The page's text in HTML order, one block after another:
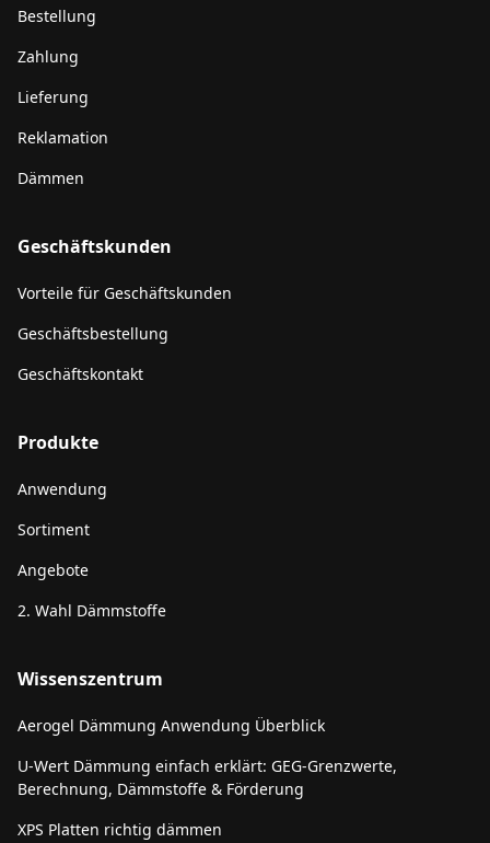
Bestellung
Zahlung
Lieferung
Reklamation
Dämmen
Geschäftskunden
Vorteile für Geschäftskunden
Geschäftsbestellung
Geschäftskontakt
Produkte
Anwendung
Sortiment
Angebote
2. Wahl Dämmstoffe
Wissenszentrum
Aerogel Dämmung Anwendung Überblick
U-Wert Dämmung einfach erklärt: GEG-Grenzwerte,
Berechnung, Dämmstoffe & Förderung
XPS Platten richtig dämmen